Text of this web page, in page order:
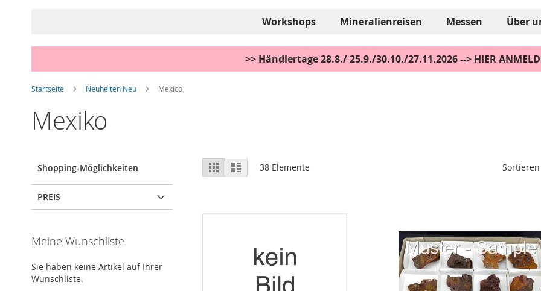
Workshops Mineralienreisen Messen Über
>> Händlertage 28.8./ 25.9./30.10./27.11.2026 --> HIER
Startseite Neuheiten Neu Mexico
Mexiko
Anzeigen
als
Liste Liste 38 Elemente
Shopping-Möglichkeiten
PREIS
Meine Wunschliste
Sie haben keine Artikel auf Ihrer
Wunschliste.